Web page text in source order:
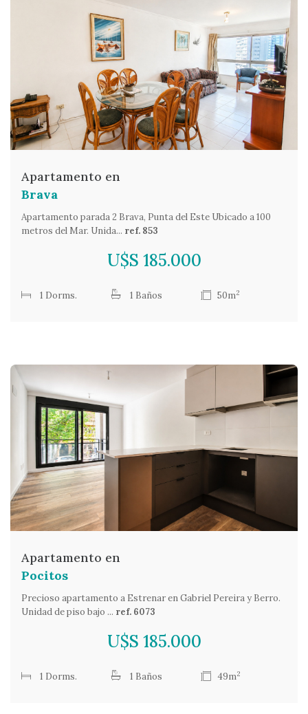
Apartamento en
Brava
Apartamento parada 2 Brava, Punta del Este Ubicado a 100
metros del Mar. Unida... ref. 853
U$S 185.000
1 Dorms. 1 Baños 50m2
Apartamento en
Pocitos
Precioso apartamento a Estrenar en Gabriel Pereira y Berro.
Unidad de piso bajo ... ref. 6073
U$S 185.000
1 Dorms. 1 Baños 49m2